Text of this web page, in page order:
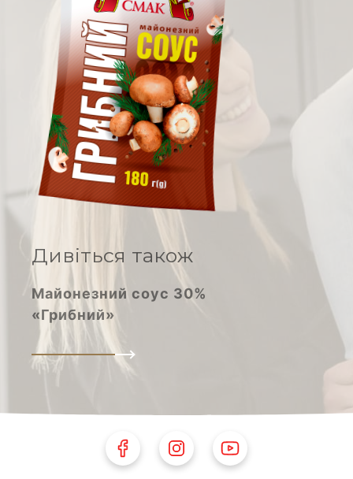
Кислота оцтова
Соєві соуси
Овочеві консерви
Вироби макаронні
Халва соняшникова
Молоко згущене
Дивіться також
Майонезний соус 30%
«Грибний»
Follow Us on Facebook
Follow Us on Instagram
Follow Us on Youtube